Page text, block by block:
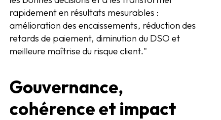
rapidement en résultats mesurables :
amélioration des encaissements, réduction des
retards de paiement, diminution du DSO et
meilleure maîtrise du risque client."
Gouvernance,
cohérence et impact